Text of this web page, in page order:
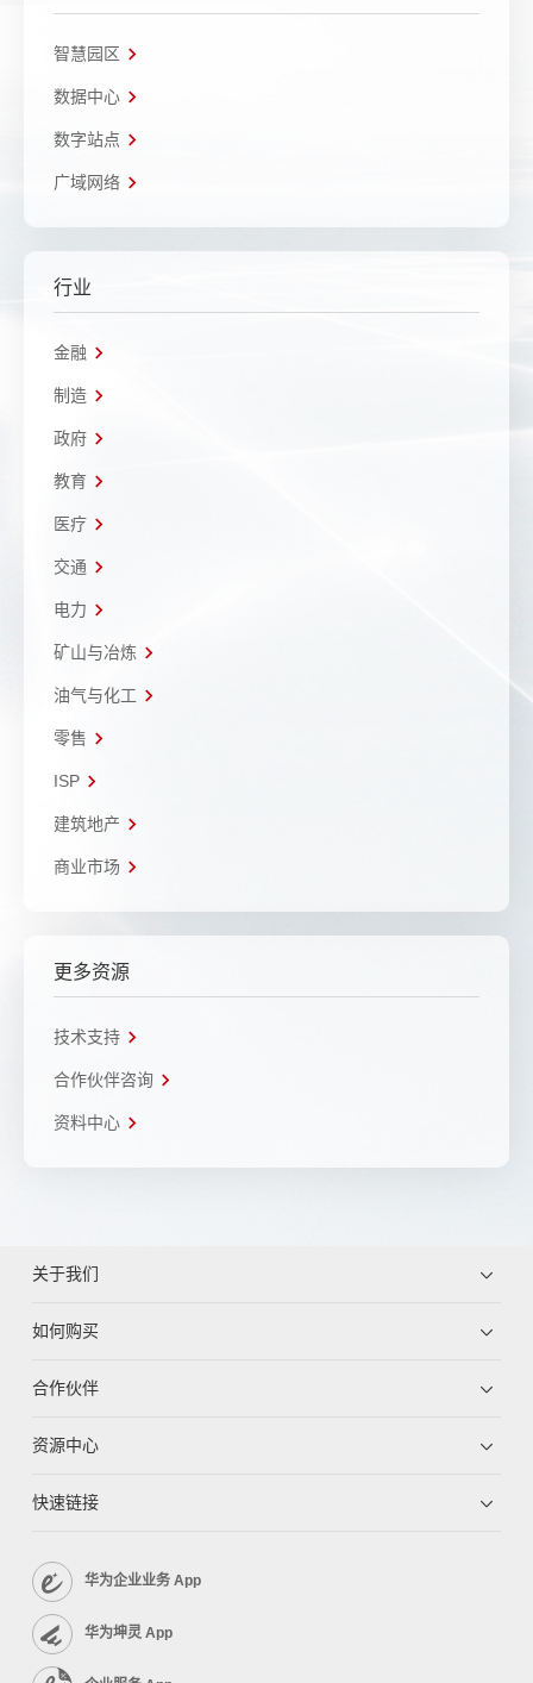
智慧园区
数据中心
数字站点
广域网络
行业
金融
制造
政府
教育
医疗
交通
电力
矿山与冶炼
油气与化工
零售
ISP
建筑地产
商业市场
更多资源
技术支持
合作伙伴咨询
资料中心
关于我们
如何购买
合作伙伴
资源中心
快速链接
华为企业业务 App
华为坤灵 App